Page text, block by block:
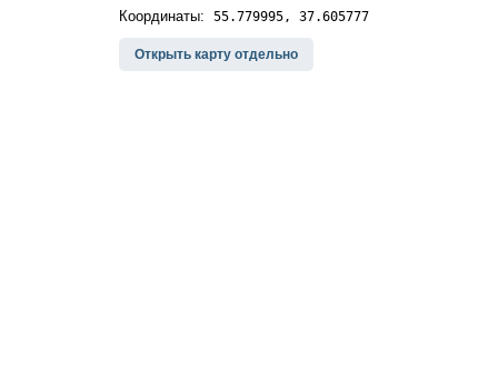
Координаты: 55.779995, 37.605777
Открыть карту отдельно